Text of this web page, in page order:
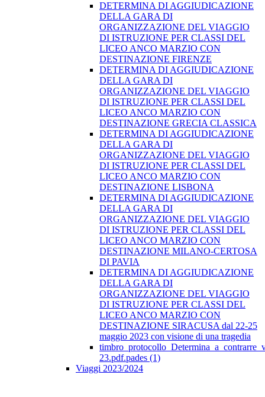
DETERMINA DI AGGIUDICAZIONE
DELLA GARA DI
ORGANIZZAZIONE DEL VIAGGIO
DI ISTRUZIONE PER CLASSI DEL
LICEO ANCO MARZIO CON
DESTINAZIONE FIRENZE
DETERMINA DI AGGIUDICAZIONE
DELLA GARA DI
ORGANIZZAZIONE DEL VIAGGIO
DI ISTRUZIONE PER CLASSI DEL
LICEO ANCO MARZIO CON
DESTINAZIONE GRECIA CLASSICA
DETERMINA DI AGGIUDICAZIONE
DELLA GARA DI
ORGANIZZAZIONE DEL VIAGGIO
DI ISTRUZIONE PER CLASSI DEL
LICEO ANCO MARZIO CON
DESTINAZIONE LISBONA
DETERMINA DI AGGIUDICAZIONE
DELLA GARA DI
ORGANIZZAZIONE DEL VIAGGIO
DI ISTRUZIONE PER CLASSI DEL
LICEO ANCO MARZIO CON
DESTINAZIONE MILANO-CERTOSA
DI PAVIA
DETERMINA DI AGGIUDICAZIONE
DELLA GARA DI
ORGANIZZAZIONE DEL VIAGGIO
DI ISTRUZIONE PER CLASSI DEL
LICEO ANCO MARZIO CON
DESTINAZIONE SIRACUSA dal 22-25
maggio 2023 con visione di una tragedia
23.pdf.pades (1)
Viaggi 2023/2024